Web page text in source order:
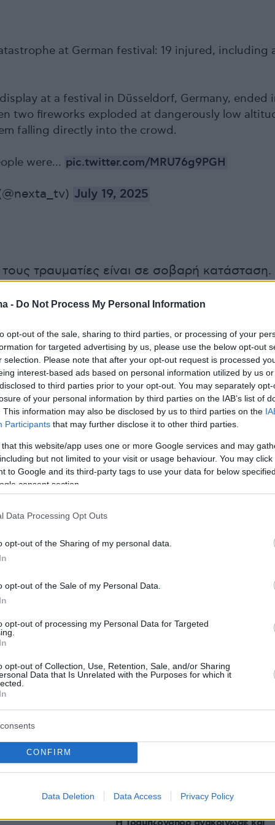
- Do Not Process My Personal Information
opt-out of the sale, sharing to third parties, or processing of your
for targeted advertising by us, please use the below opt-out
selection. Please note that after your opt-out request is processed
interest-based ads based on personal information utilized by us
to third parties prior to your opt-out. You may separately
of your personal information by third parties on the IAB’s list of
This information may also be disclosed by us to third parties on the
Participants that may further disclose it to other third parties.
that this website/app uses one or more Google services and may
but not limited to your visit or usage behaviour. You may
to Google and its third-party tags to use your data for below
consent section.
Data Processing Opt Outs
opt-out of the Sharing of my personal data.
opt-out of the Sale of my Personal Data.
opt-out of processing my Personal Data for Targeted
opt-out of Collection, Use, Retention, Sale, and/or Sharing
Data that Is Unrelated with the Purposes for which it
CONFIRM
Data Deletion Data Access Privacy Policy
at German festival: 19 injured, including
at a festival in Düsseldorf, Germany, ended
two fireworks exploded at dangerously low
falling directly into the crowd.
were… pic.twitter.com/MRU76g9PGH
July 19, 2025
τραυματίες είναι σε σοβαρή κατάσταση.
για τον πατέρα Αντώνιο: «Εξαγοράζει τη
τροφίμων με 100 ευρώ»
μπορεί να μην τους ικανοποιήσουν
Τραμπ - «Τίποτα δεν είναι αρκετό για τους
θα «καούν» από τον καύσωνα, δείτε live την
40άρια και στα νησιά!
protothema.gr στο Google News
από την Ελλάδα και τον Κόσμο, τη
τηλεόραση
και εμφάνισε
Οι Xώρες του Αιγαίου:
στην ψυχή των νησιών
πριν 27 λεπτά